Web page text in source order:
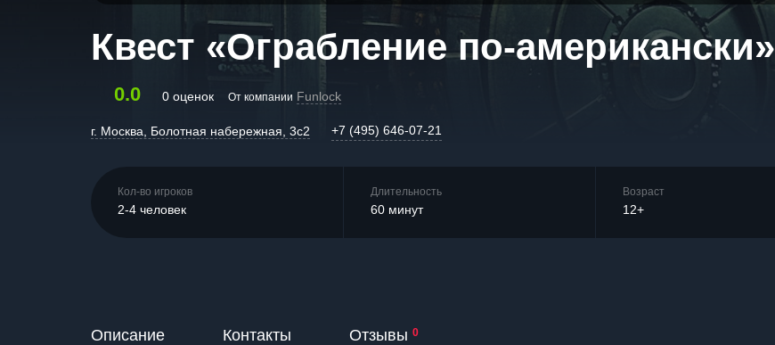
Квест «Ограбление по-американски»
0.0 0 оценок От компании Funlock
г. Москва, Болотная набережная, 3с2 +7 (495) 646-07-21
Кол-во игроков
2-4 человек
Длительность
60 минут
Возраст
12+
Описание Контакты Отзывы 0